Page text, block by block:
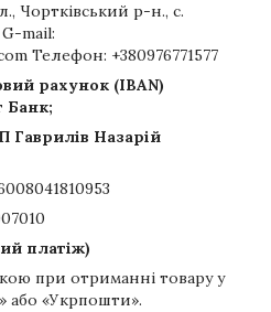
Чортківський р-н., с.
mail:
Телефон: +380976771577
рахунок (IBAN)
Банк;
Гаврилів Назарій
платіж)
при отриманні товару у
або «Укрпошти».